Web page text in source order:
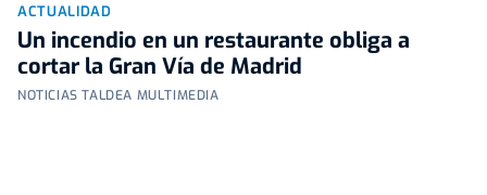
ACTUALIDAD
Un incendio en un restaurante obliga a
cortar la Gran Vía de Madrid
NOTICIAS TALDEA MULTIMEDIA